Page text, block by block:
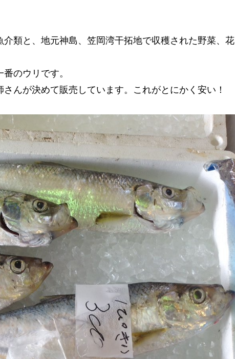
類と、地元神島、笠岡湾干拓地で収穫された野菜、花
のウリです。
んが決めて販売しています。これがとにかく安い！